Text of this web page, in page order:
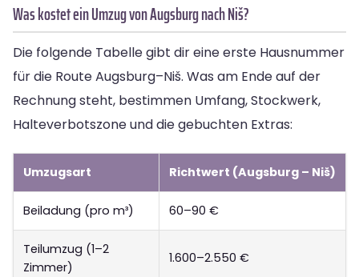
Was kostet ein Umzug von Augsburg nach Niš?
Die folgende Tabelle gibt dir eine erste Hausnummer
für die Route Augsburg–Niš. Was am Ende auf der
Rechnung steht, bestimmen Umfang, Stockwerk,
Halteverbotszone und die gebuchten Extras:
Umzugsart Richtwert (Augsburg – Niš)
Beiladung (pro m³) 60–90 €
Teilumzug (1–2
Zimmer)
1.600–2.550 €